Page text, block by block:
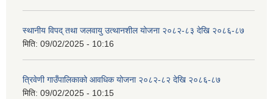
स्थानीय विपद् तथा जलवायु उत्थानशील योजना २०८२-८३ देखि २०८६-८७
मिति: 09/02/2025 - 10:16
त्रिवेणी गाउँपालिकाको आवधिक योजना २०८२-८२ देखि २०८६-८७
मिति: 09/02/2025 - 10:15